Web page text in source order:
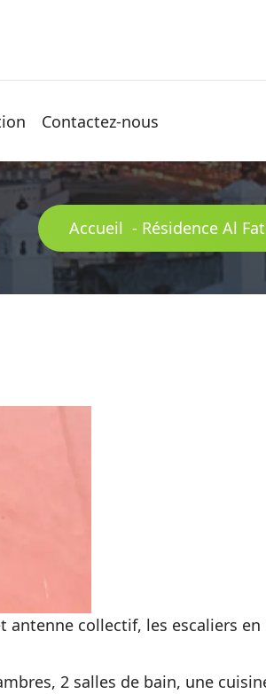
Contactez-nous
Accueil - Résidence Al
collectif, les escaliers
2 salles de bain, une